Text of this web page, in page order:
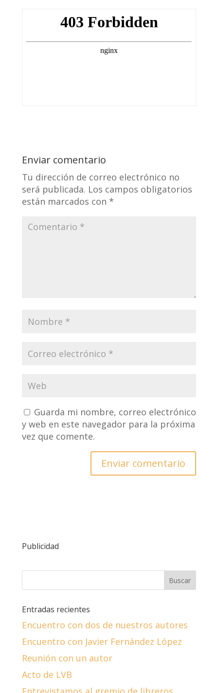
Enviar comentario
Tu dirección de correo electrónico no
será publicada. Los campos obligatorios
están marcados con *
Guarda mi nombre, correo electrónico
y web en este navegador para la próxima
vez que comente.
Publicidad
Entradas recientes
Encuentro con dos de nuestros autores
Encuentro con Javier Fernández López
Reunión con un autor
Acto de LVB